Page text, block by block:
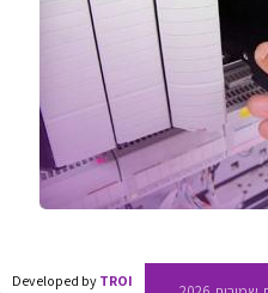
Developed by TROI